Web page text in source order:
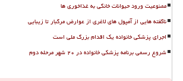
ممنوعیت ورود حیوانات خانگی به غذاخوری ها
ناگفته هایی از آمپول های لاغری از عوارض مرگبار تا زیبایی
اجرای پزشکی خانواده یک اقدام بزرگ ملی است
شروع رسمی برنامه پزشکی خانواده در ۲۰ شهر مرحله دوم